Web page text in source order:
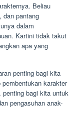
Beliau
dan pantang
dalam
Kartini tidak takut
apa yang
penting bagi kita
karakter
penting bagi kita untuk
pengasuhan anak-